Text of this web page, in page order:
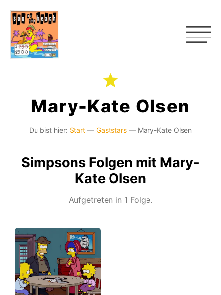
Mary-Kate Olsen
Du bist hier: Start — Gaststars — Mary-Kate Olsen
Simpsons Folgen mit Mary-
Kate Olsen
Aufgetreten in 1 Folge.